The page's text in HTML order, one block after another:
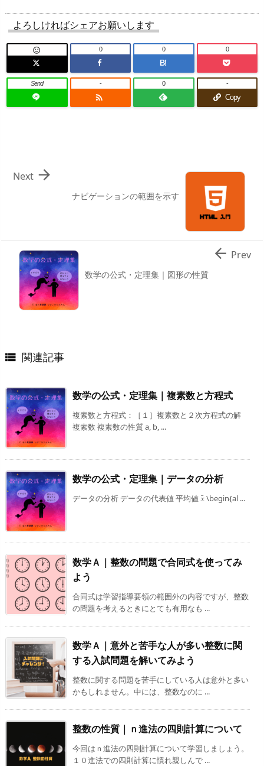
よろしければシェアお願いします
 0
B!
0 0
Send

- 0
Copy
-
ナビゲーションの範囲を示す

Next
数学の公式・定理集｜図形の性質
 Prev
 関連記事
数学の公式・定理集｜複素数と方程式
複素数と方程式：［１］複素数と２次方程式の解
複素数 複素数の性質 a, b, ...
数学の公式・定理集｜データの分析
データの分析 データの代表値 平均値𝑥
¯
x¯\begin{al ...
数学Ａ｜整数の問題で合同式を使ってみ
よう
合同式は学習指導要領の範囲外の内容ですが、整数
の問題を考えるときにとても有用なも ...
数学Ａ｜意外と苦手な人が多い整数に関
する入試問題を解いてみよう
整数に関する問題を苦手にしている人は意外と多い
かもしれません。中には、整数なのに ...
整数の性質｜ｎ進法の四則計算について
今回はｎ進法の四則計算について学習しましょう。
１０進法での四則計算に慣れ親しんで ...